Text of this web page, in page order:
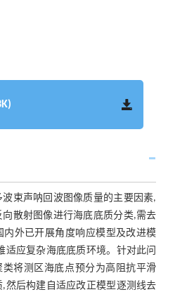
束声呐回波图像质量的主要因素,
散射图像进行海底底质分类,需去
内外已开展角度响应模型及改进模
适应复杂海底底质环境。针对此问
将测区海底点预分为高阻抗平滑
然后构建自适应改正模型逐测线去